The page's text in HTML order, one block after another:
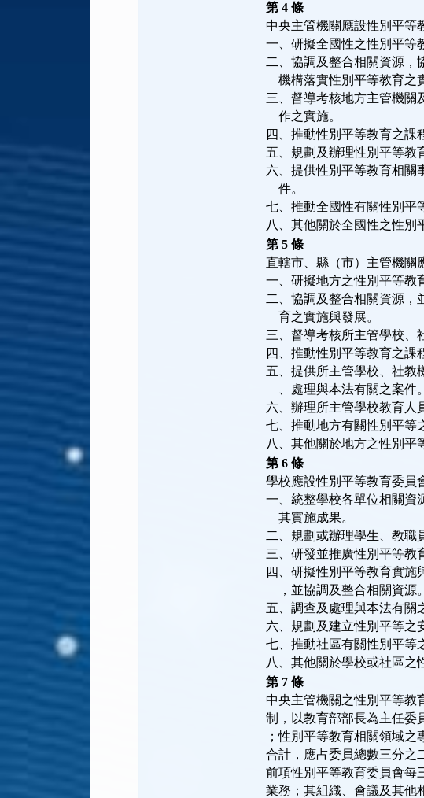
第 4 條
中央主管機關應設性別平等
一、研擬全國性之性別平等
二、協調及整合相關資源，
機構落實性別平等教育之
三、督導考核地方主管機關
作之實施。
四、推動性別平等教育之課
五、規劃及辦理性別平等教
六、提供性別平等教育相關
件。
七、推動全國性有關性別平
八、其他關於全國性之性別
第 5 條
直轄市、縣（市）主管機關
一、研擬地方之性別平等教
二、協調及整合相關資源，
育之實施與發展。
三、督導考核所主管學校、
四、推動性別平等教育之課
五、提供所主管學校、社教
、處理與本法有關之案件。
六、辦理所主管學校教育人
七、推動地方有關性別平等
八、其他關於地方之性別平
第 6 條
學校應設性別平等教育委員
一、統整學校各單位相關資
其實施成果。
二、規劃或辦理學生、教職
三、研發並推廣性別平等教
四、研擬性別平等教育實施
，並協調及整合相關資源。
五、調查及處理與本法有關
六、規劃及建立性別平等之
七、推動社區有關性別平等
八、其他關於學校或社區之
第 7 條
中央主管機關之性別平等教
制，以教育部部長為主任委
；性別平等教育相關領域
合計，應占委員總數三分之
前項性別平等教育委員會每
業務；其組織、會議及其他